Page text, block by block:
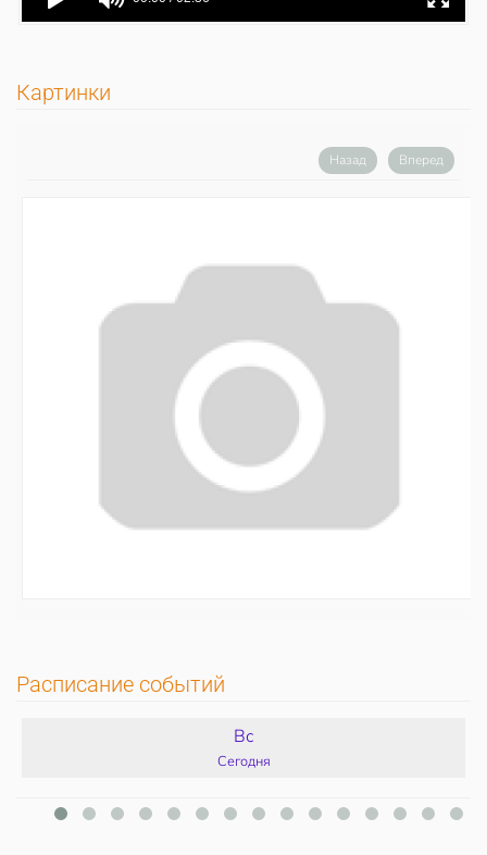
Картинки
Назад Вперед
Расписание событий
Вс
Сегодня